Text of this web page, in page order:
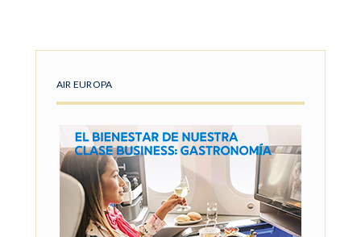
AIR EUROPA